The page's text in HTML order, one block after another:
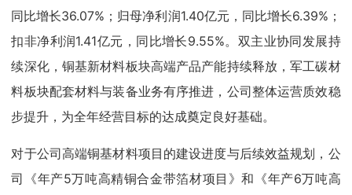
同比增长36.07%；归母净利润1.40亿元，同比增长6.39%；
扣非净利润1.41亿元，同比增长9.55%。双主业协同发展持
续深化，铜基新材料板块高端产品产能持续释放，军工碳材
料板块配套材料与装备业务有序推进，公司整体运营质效稳
步提升，为全年经营目标的达成奠定良好基础。
对于公司高端铜基材料项目的建设进度与后续效益规划，公
司《年产5万吨高精铜合金带箔材项目》和《年产6万吨高